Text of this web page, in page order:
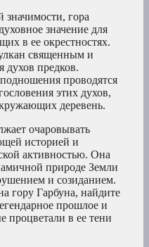
значимости, гора
значение для
в ее окрестностях.
священным и
духов предков.
проводятся
этих духов,
деревень.
очаровывать
историей и
активностью. Она
природе Земли
и созиданием.
гору Гарбуна, найдите
прошлое и
процветали в ее тени